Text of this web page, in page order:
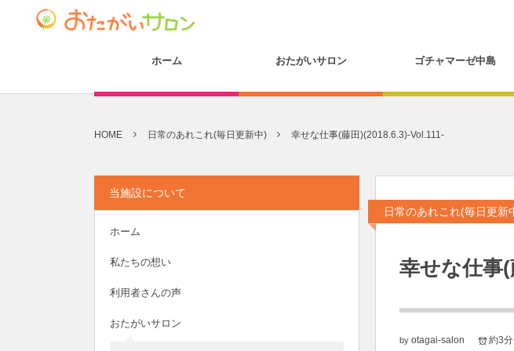
ホーム おたがいサロン ゴチャマーゼ中島
HOME 日常のあれこれ(毎日更新中) 幸せな仕事(藤田)(2018.6.3)-Vol.111-
日常のあれこれ(毎日更新
幸せな仕事
by otagai-salon 約3分
当施設について
ホーム
私たちの想い
利用者さんの声
おたがいサロン